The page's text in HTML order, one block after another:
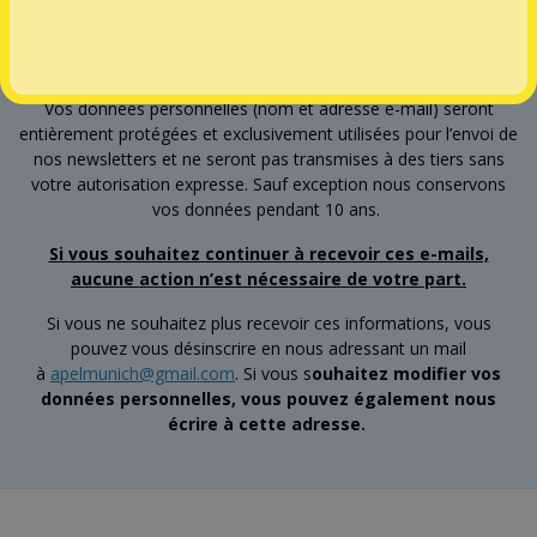
Vos données personnelles (nom et adresse e-mail) seront
entièrement protégées et exclusivement utilisées pour l’envoi de
nos newsletters et ne seront pas transmises à des tiers sans
votre autorisation expresse. Sauf exception nous conservons
vos données pendant 10 ans.
Si vous souhaitez continuer à recevoir ces e-mails,
aucune action n’est nécessaire de votre part.
Si vous ne souhaitez plus recevoir ces informations, vous
pouvez vous désinscrire en nous adressant un mail
à apelmunich@gmail.com. Si vous souhaitez modifier vos
données personnelles, vous pouvez également nous
écrire à cette adresse.